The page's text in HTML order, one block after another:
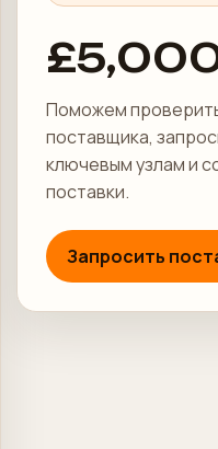
Поможем
поставщика,
ключевым узлам и
поставки.
Запросить